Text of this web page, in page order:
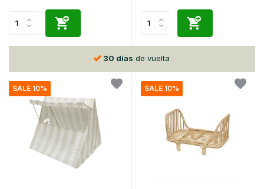
30 días de vuelta
SALE 10% SALE 10%